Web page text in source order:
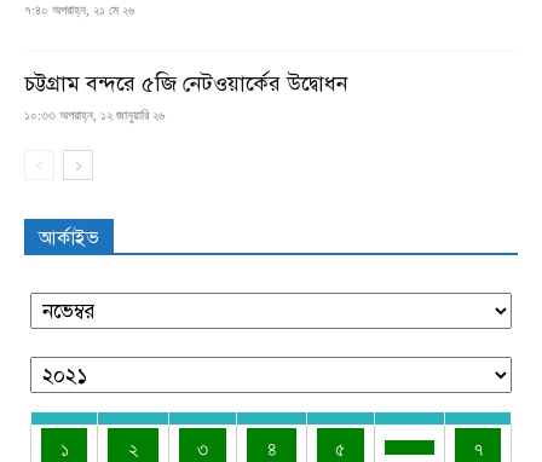
৭:৪০ অপরাহ্ন, ২১ মে ২৬
চট্টগ্রাম বন্দরে ৫জি নেটওয়ার্কের উদ্বোধন
১০:৩৩ অপরাহ্ন, ১২ জানুয়ারি ২৬
আর্কাইভ
১ ২ ৩ ৪ ৫
৭